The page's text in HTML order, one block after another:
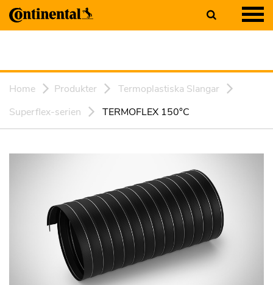
Home Produkter
Termoplastiska Slangar
Superflex-serien
TERMOFLEX 150°C